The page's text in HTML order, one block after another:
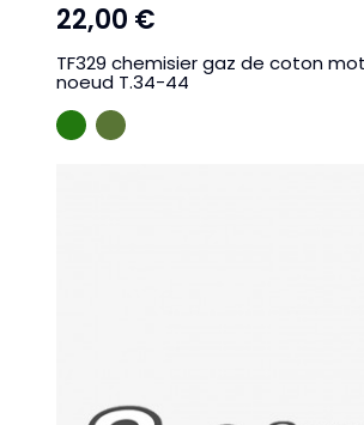
22,00 €
TF329 chemisier gaz de coton
noeud T.34-44
VERTKAKI